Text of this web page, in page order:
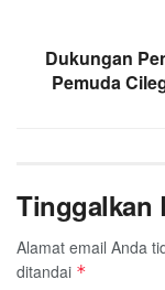
Dukungan
Pemuda
Tinggalkan
Alamat email Anda
ditandai *